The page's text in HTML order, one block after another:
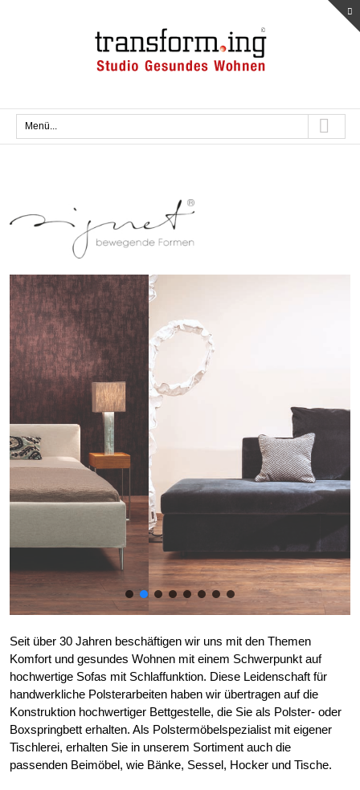
Menü...
Seit über 30 Jahren beschäftigen wir uns mit den Themen
Komfort und gesundes Wohnen mit einem Schwerpunkt auf
hochwertige Sofas mit Schlaffunktion. Diese Leidenschaft für
handwerkliche Polsterarbeiten haben wir übertragen auf die
Konstruktion hochwertiger Bettgestelle, die Sie als Polster- oder
Boxspringbett erhalten. Als Polstermöbelspezialist mit eigener
Tischlerei, erhalten Sie in unserem Sortiment auch die
passenden Beimöbel, wie Bänke, Sessel, Hocker und Tische.